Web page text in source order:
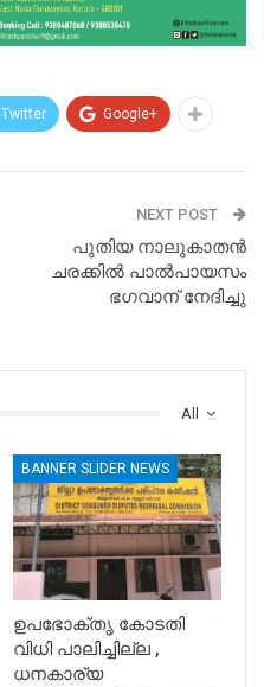
Twitter Google+
NEXT POST
പുതിയ നാലുകാതൻ
ചരക്കിൽ പാൽപായസം
ഭഗവാന് നേദിച്ചു
All
BANNER SLIDER NEWS
ഉപഭോക്തൃ കോടതി
വിധി പാലിച്ചില്ല ,
ധനകാര്യ